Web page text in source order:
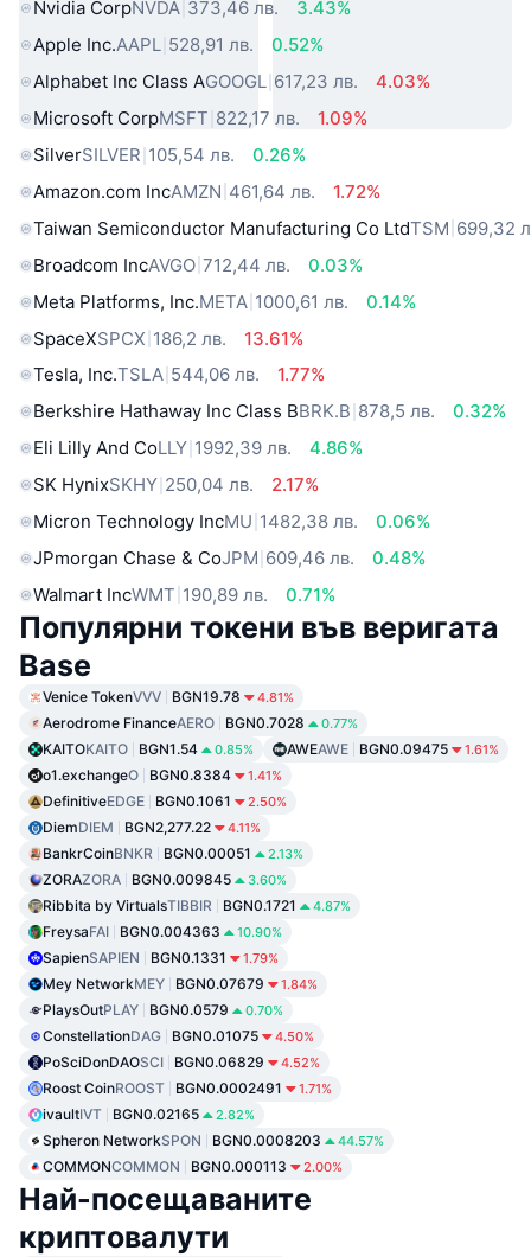
Nvidia CorpNVDA 373,46 лв.
3.43%
Apple Inc.AAPL 528,91 лв.
0.52%
Alphabet Inc Class AGOOGL 617,23 лв.
4.03%
Microsoft CorpMSFT 822,17 лв.
1.09%
SilverSILVER 105,54 лв.
0.26%
Amazon.com IncAMZN 461,64 лв.
1.72%
Taiwan Semiconductor Manufacturing Co LtdTSM 699,32
Broadcom IncAVGO 712,44 лв.
0.03%
Meta Platforms, Inc.META 1000,61 лв.
0.14%
SpaceXSPCX 186,2 лв.
13.61%
Tesla, Inc.TSLA 544,06 лв.
1.77%
Berkshire Hathaway Inc Class BBRK.B 878,5 лв.
0.32%
Eli Lilly And CoLLY 1992,39 лв.
4.86%
SK HynixSKHY 250,04 лв.
2.17%
Micron Technology IncMU 1482,38 лв.
0.06%
JPmorgan Chase & CoJPM 609,46 лв.
0.48%
Walmart IncWMT 190,89 лв. 0.71%
Популярни токени във веригата
Base
Venice TokenVVV BGN19.78 4.81%
Aerodrome FinanceAERO BGN0.7028 0.77%
KAITOKAITO BGN1.54 0.85% AWEAWE BGN0.09475 1.61%
o1.exchangeO BGN0.8384 1.41%
DefinitiveEDGE BGN0.1061 2.50%
DiemDIEM BGN2,277.22 4.11%
BankrCoinBNKR BGN0.00051 2.13%
ZORAZORA BGN0.009845 3.60%
Ribbita by VirtualsTIBBIR BGN0.1721 4.87%
FreysaFAI BGN0.004363 10.90%
SapienSAPIEN BGN0.1331 1.79%
Mey NetworkMEY BGN0.07679 1.84%
PlaysOutPLAY BGN0.0579 0.70%
ConstellationDAG BGN0.01075 4.50%
PoSciDonDAOSCI BGN0.06829 4.52%
Roost CoinROOST BGN0.0002491 1.71%
ivaultIVT BGN0.02165 2.82%
Spheron NetworkSPON BGN0.0008203 44.57%
COMMONCOMMON BGN0.000113 2.00%
Най-посещаваните
криптовалути